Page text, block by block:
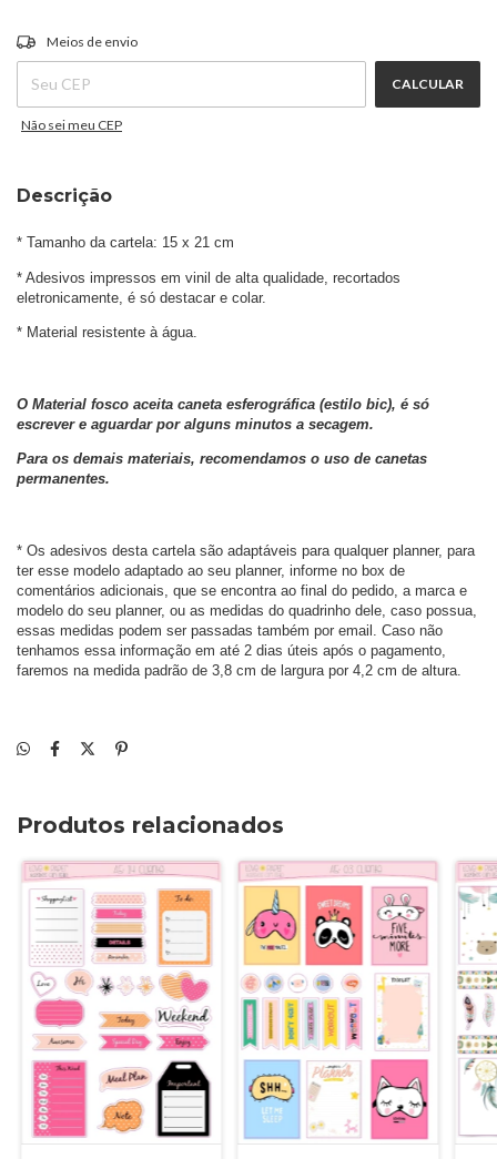
Entregas para o CEP:
Meios de envio
CALCULAR
Não sei meu CEP
Descrição
* Tamanho da cartela: 15 x 21 cm
* Adesivos impressos em vinil de alta qualidade, recortados
eletronicamente, é só destacar e colar.
* Material resistente à água.
O Material fosco aceita caneta esferográfica (estilo bic), é só
escrever e aguardar por alguns minutos a secagem.
Para os demais materiais, recomendamos o uso de canetas
permanentes.
* Os adesivos desta cartela são adaptáveis para qualquer planner, para
ter esse modelo adaptado ao seu planner, informe no box de
comentários adicionais, que se encontra ao final do pedido, a marca e
modelo do seu planner, ou as medidas do quadrinho dele, caso possua,
essas medidas podem ser passadas também por email. Caso não
tenhamos essa informação em até 2 dias úteis após o pagamento,
faremos na medida padrão de 3,8 cm de largura por 4,2 cm de altura.
Produtos relacionados